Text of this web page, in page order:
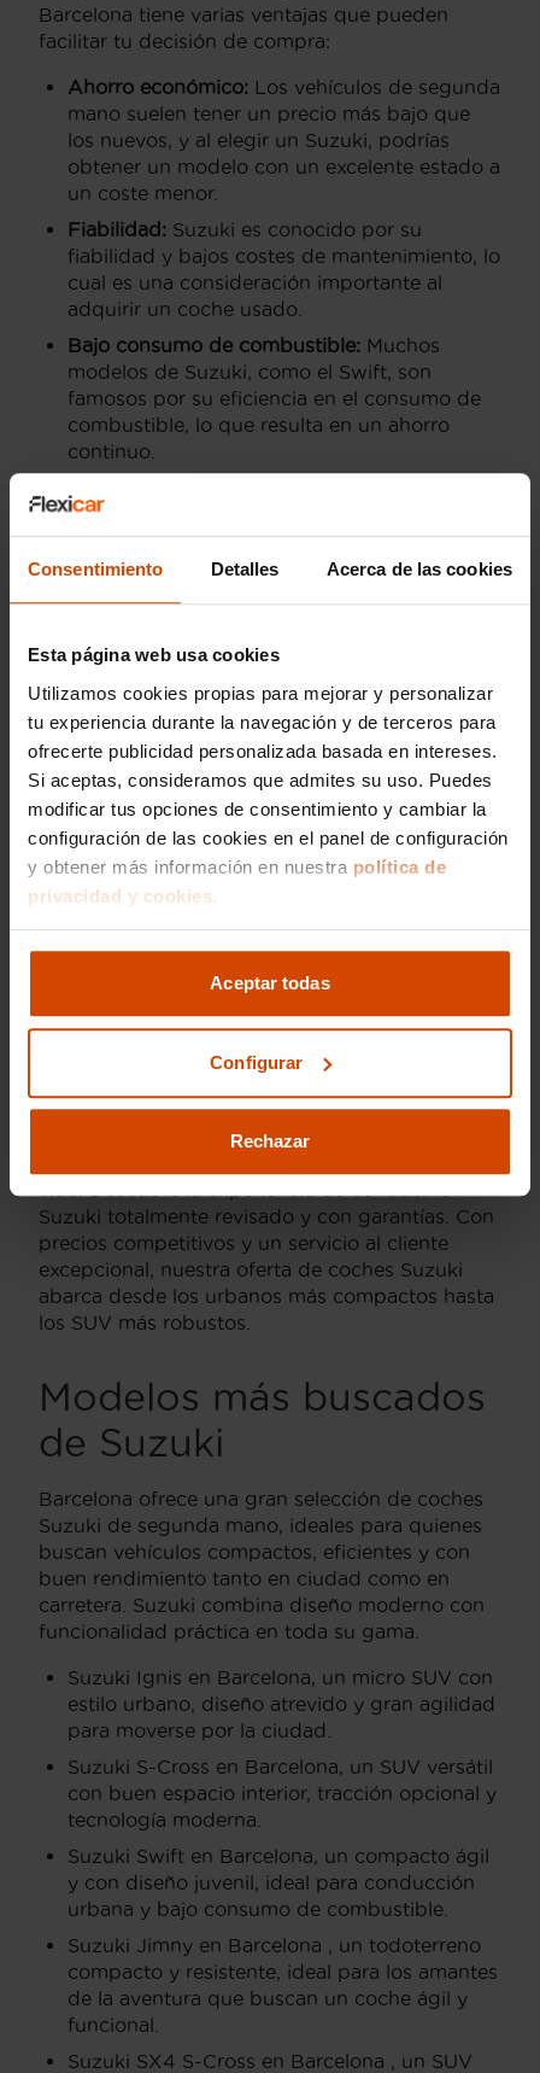
Consentimiento Detalles Acerca de las cookies
Esta página web usa cookies
Utilizamos cookies propias para mejorar y personalizar
tu experiencia durante la navegación y de terceros para
ofrecerte publicidad personalizada basada en intereses.
Si aceptas, consideramos que admites su uso. Puedes
modificar tus opciones de consentimiento y cambiar la
configuración de las cookies en el panel de configuración
y obtener más información en nuestra política de
privacidad y cookies.
Aceptar todas
Configurar
Rechazar
Barcelona tiene varias ventajas que pueden
facilitar tu decisión de compra:
Ahorro económico: Los vehículos de segunda
mano suelen tener un precio más bajo que
los nuevos, y al elegir un Suzuki, podrías
obtener un modelo con un excelente estado a
un coste menor.
Fiabilidad: Suzuki es conocido por su
fiabilidad y bajos costes de mantenimiento, lo
cual es una consideración importante al
adquirir un coche usado.
Bajo consumo de combustible: Muchos
modelos de Suzuki, como el Swift, son
famosos por su eficiencia en el consumo de
combustible, lo que resulta en un ahorro
continuo.
extenso mercado de coches de segunda
mano, lo que incrementa las probabilidades
de encontrar un Suzuki que se adapte a tus
compactos, como el Suzuki Celerio, son
ideales para el tráfico urbano y para lograr
aparcar en ciudades concurridas como
Barcelona.
En conclusión, adquirir un Suzuki de segunda
mano en Barcelona puede ser una decisión
inteligente si buscas confiabilidad, economía y
un vehículo adecuado para la vida urbana.
Concesionario de
coches Suzuki en
Barcelona
especializado en coches de segunda mano,
ofreciendo una amplia gama de vehículos Suzuki
vida. Descubre la experiencia de conducir un
Suzuki totalmente revisado y con garantías. Con
precios competitivos y un servicio al cliente
excepcional, nuestra oferta de coches Suzuki
abarca desde los urbanos más compactos hasta
los SUV más robustos.
Modelos más buscados
de Suzuki
Barcelona ofrece una gran selección de coches
Suzuki de segunda mano, ideales para quienes
buscan vehículos compactos, eficientes y con
buen rendimiento tanto en ciudad como en
carretera. Suzuki combina diseño moderno con
funcionalidad práctica en toda su gama.
Suzuki Ignis en Barcelona, un micro SUV con
estilo urbano, diseño atrevido y gran agilidad
para moverse por la ciudad.
Suzuki S-Cross en Barcelona, un SUV versátil
con buen espacio interior, tracción opcional y
tecnología moderna.
Suzuki Swift en Barcelona, un compacto ágil
y con diseño juvenil, ideal para conducción
urbana y bajo consumo de combustible.
Suzuki Jimny en Barcelona , un todoterreno
compacto y resistente, ideal para los amantes
de la aventura que buscan un coche ágil y
funcional.
Suzuki SX4 S-Cross en Barcelona , un SUV